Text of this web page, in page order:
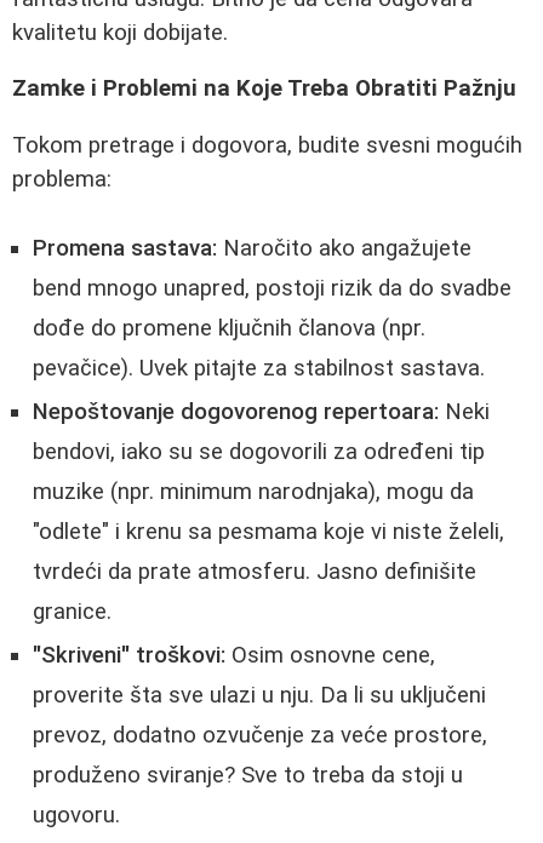
kvalitetu koji dobijate.
Zamke i Problemi na Koje Treba Obratiti Pažnju
Tokom pretrage i dogovora, budite svesni mogućih
problema:
Promena sastava: Naročito ako angažujete
bend mnogo unapred, postoji rizik da do svadbe
dođe do promene ključnih članova (npr.
pevačice). Uvek pitajte za stabilnost sastava.
Nepoštovanje dogovorenog repertoara: Neki
bendovi, iako su se dogovorili za određeni tip
muzike (npr. minimum narodnjaka), mogu da
"odlete" i krenu sa pesmama koje vi niste želeli,
tvrdeći da prate atmosferu. Jasno definišite
granice.
"Skriveni" troškovi: Osim osnovne cene,
proverite šta sve ulazi u nju. Da li su uključeni
prevoz, dodatno ozvučenje za veće prostore,
produženo sviranje? Sve to treba da stoji u
ugovoru.